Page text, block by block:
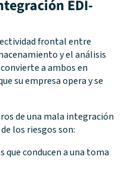
EDI-
frontal entre
y el análisis
a ambos en
su empresa opera y se
de una mala integración
los riesgos son:
que conducen a una toma